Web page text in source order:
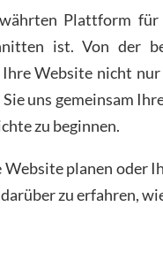
Plattform für
ist. Von der
Website nicht
uns gemeinsam
zu beginnen.
Website planen
zu erfahren,